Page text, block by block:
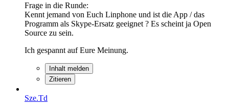
Frage in die Runde:
Kennt jemand von Euch Linphone und ist die App / das
Programm als Skype-Ersatz geeignet ? Es scheint ja Open
Source zu sein.
Ich gespannt auf Eure Meinung.
Inhalt melden
Zitieren
Sze.Td